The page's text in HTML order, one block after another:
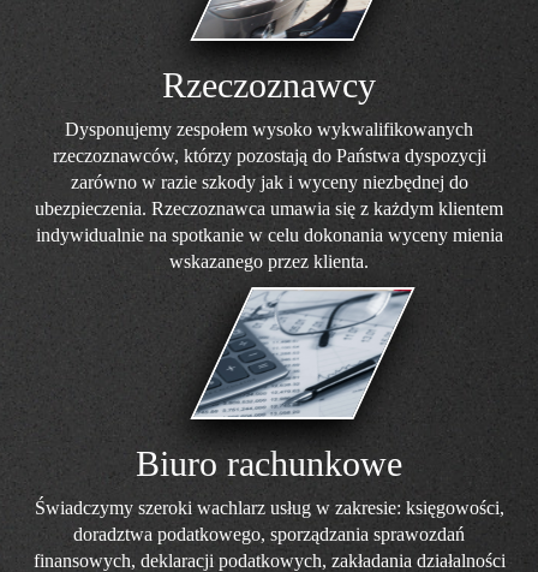
Rzeczoznawcy
Dysponujemy zespołem wysoko wykwalifikowanych
rzeczoznawców, którzy pozostają do Państwa dyspozycji
zarówno w razie szkody jak i wyceny niezbędnej do
ubezpieczenia. Rzeczoznawca umawia się z każdym klientem
indywidualnie na spotkanie w celu dokonania wyceny mienia
wskazanego przez klienta.
Biuro rachunkowe
Świadczymy szeroki wachlarz usług w zakresie: księgowości,
doradztwa podatkowego, sporządzania sprawozdań
finansowych, deklaracji podatkowych, zakładania działalności